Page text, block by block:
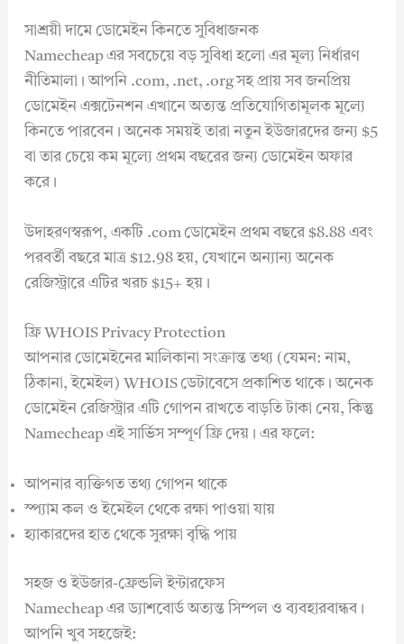
সাশ্রয়ী দামে ডোমেইন কিনতে সুবিধাজনক
Namecheap এর সবচেয়ে বড় সুবিধা হলো এর মূল্য নির্ধারণ
নীতিমালা। আপনি .com, .net, .org সহ প্রায় সব জনপ্রিয়
ডোমেইন এক্সটেনশন এখানে অত্যন্ত প্রতিযোগিতামূলক মূল্যে
কিনতে পারবেন। অনেক সময়ই তারা নতুন ইউজারদের জন্য $5
বা তার চেয়ে কম মূল্যে প্রথম বছরের জন্য ডোমেইন অফার
করে।
উদাহরণস্বরূপ, একটি .com ডোমেইন প্রথম বছরে $8.88 এবং
পরবর্তী বছরে মাত্র $12.98 হয়, যেখানে অন্যান্য অনেক
রেজিস্ট্রারে এটির খরচ $15+ হয়।
ফ্রি WHOIS Privacy Protection
আপনার ডোমেইনের মালিকানা সংক্রান্ত তথ্য (যেমন: নাম,
ঠিকানা, ইমেইল) WHOIS ডেটাবেসে প্রকাশিত থাকে। অনেক
ডোমেইন রেজিস্ট্রার এটি গোপন রাখতে বাড়তি টাকা নেয়, কিন্তু
Namecheap এই সার্ভিস সম্পূর্ণ ফ্রি দেয়। এর ফলে:
আপনার ব্যক্তিগত তথ্য গোপন থাকে
স্প্যাম কল ও ইমেইল থেকে রক্ষা পাওয়া যায়
হ্যাকারদের হাত থেকে সুরক্ষা বৃদ্ধি পায়
সহজ ও ইউজার-ফ্রেন্ডলি ইন্টারফেস
Namecheap এর ড্যাশবোর্ড অত্যন্ত সিম্পল ও ব্যবহারবান্ধব।
আপনি খুব সহজেই: